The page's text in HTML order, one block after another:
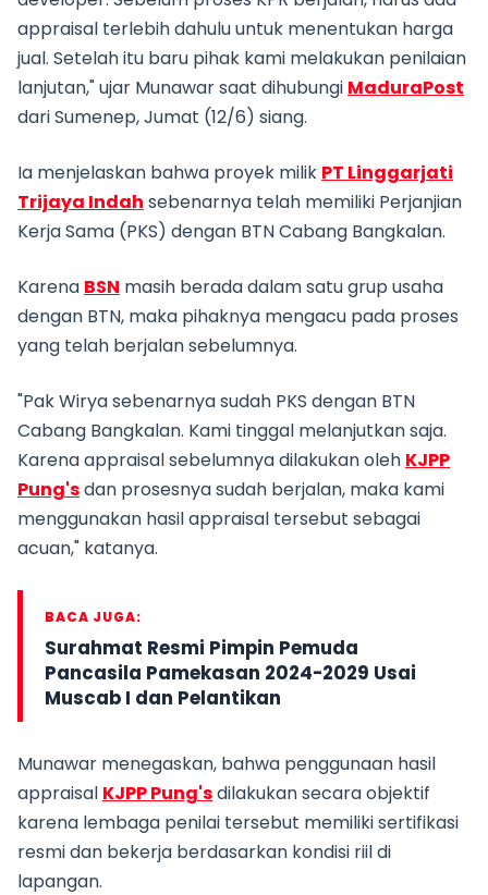
appraisal terlebih dahulu untuk menentukan harga
jual. Setelah itu baru pihak kami melakukan penilaian
lanjutan," ujar Munawar saat dihubungi MaduraPost
dari Sumenep, Jumat (12/6) siang.
Ia menjelaskan bahwa proyek milik PT Linggarjati
Trijaya Indah sebenarnya telah memiliki Perjanjian
Kerja Sama (PKS) dengan BTN Cabang Bangkalan.
Karena BSN masih berada dalam satu grup usaha
dengan BTN, maka pihaknya mengacu pada proses
yang telah berjalan sebelumnya.
"Pak Wirya sebenarnya sudah PKS dengan BTN
Cabang Bangkalan. Kami tinggal melanjutkan saja.
Karena appraisal sebelumnya dilakukan oleh KJPP
Pung'sdan prosesnya sudah berjalan, maka kami
menggunakan hasil appraisal tersebut sebagai
acuan," katanya.
BACA JUGA:
Surahmat Resmi Pimpin Pemuda
Pancasila Pamekasan 2024-2029 Usai
Muscab I dan Pelantikan
Munawar menegaskan, bahwa penggunaan hasil
appraisal KJPP Pung'sdilakukan secara objektif
karena lembaga penilai tersebut memiliki sertifikasi
resmi dan bekerja berdasarkan kondisi riil di
lapangan.